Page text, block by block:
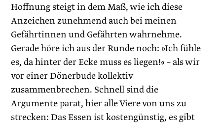
Hoffnung steigt in dem Maß, wie ich diese
Anzeichen zunehmend auch bei meinen
Gefährtinnen und Gefährten wahrnehme.
Gerade höre ich aus der Runde noch: »Ich fühle
es, da hinter der Ecke muss es liegen!« – als wir
vor einer Dönerbude kollektiv
zusammenbrechen. Schnell sind die
Argumente parat, hier alle Viere von uns zu
strecken: Das Essen ist kostengünstig, es gibt